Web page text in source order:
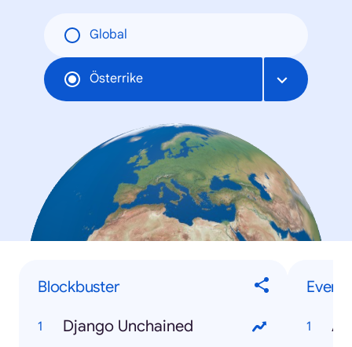
Global
Österrike
Blockbuster
Django Unchained